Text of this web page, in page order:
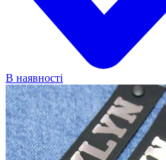
В наявності